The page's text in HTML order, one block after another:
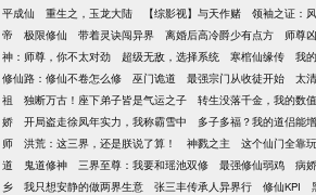
平成仙
重生之，玉龙大陆 【综影视】与天作赌 领袖之证：
帝
极限修仙 带着灵诀闯异界 离婚后高冷爵少有点方 师尊
神：师尊，你不太对劲
超级无敌，选择系统 寒棺仙缘传 我
修仙路：修仙不卷怎么修
巫门诡道 最强宗门从收徒开始 太
祖
独断万古！座下弟子皆是气运之子 转生没落千金，我的数
娇
开局盗走徐凤年实力，我称霸雪中 多子多福？我的道侣能
师
洪荒：这三界，还是朕说了算！ 神戮之主 这个仙门全靠
道
鬼道修神 三界至尊：我要和瑶池双修 最强修仙弱鸡 病
乡
我只想安静的做两界生意 张三丰传承人异界行 修仙KPI